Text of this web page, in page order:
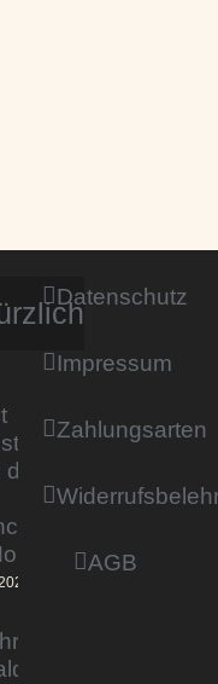
by
Experte
Wesely stärkt
Datenschutz
Impressum
Zahlungsarten
AGB